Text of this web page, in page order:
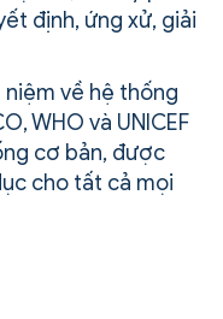
định, ứng xử, giải
về hệ thống
WHO và UNICEF
cơ bản, được
cho tất cả mọi